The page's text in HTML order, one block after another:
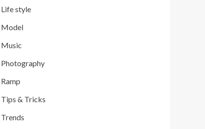
Life style
Model
Music
Photography
Ramp
Tips & Tricks
Trends